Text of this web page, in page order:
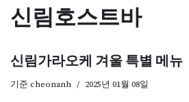
뛰
기
신림호스트바
신림가라오케 겨울 특별 메뉴
기준 cheonanh 2025년 01월 08일